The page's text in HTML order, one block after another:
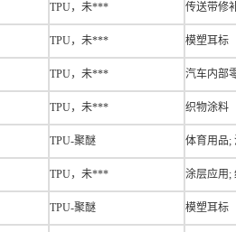
TPU，未*** 传送带修
TPU，未*** 模塑耳标
TPU，未*** 汽车内部
TPU，未*** 织物涂料
TPU-聚醚 体育用品;
TPU，未*** 涂层应用;
TPU-聚醚 模塑耳标